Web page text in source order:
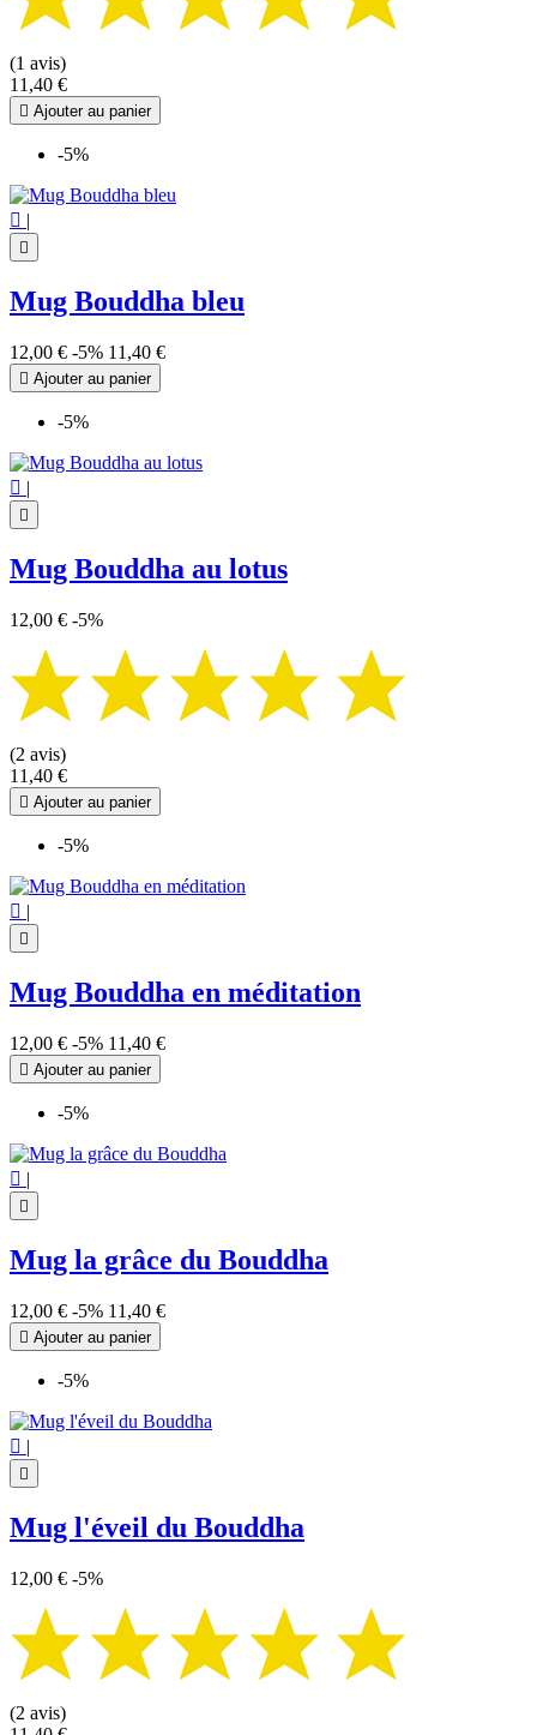
(1 avis)
11,40 €
 Ajouter au panier
-5%
 |

Mug Bouddha bleu
12,00 € -5% 11,40 €
 Ajouter au panier
-5%
 |

Mug Bouddha au lotus
12,00 € -5%
(2 avis)
11,40 €
 Ajouter au panier
-5%
 |

Mug Bouddha en méditation
12,00 € -5% 11,40 €
 Ajouter au panier
-5%
 |

Mug la grâce du Bouddha
12,00 € -5% 11,40 €
 Ajouter au panier
-5%
 |

Mug l'éveil du Bouddha
12,00 € -5%
(2 avis)